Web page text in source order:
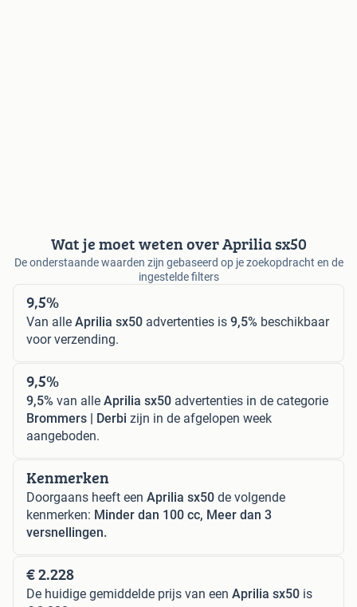
Wat je moet weten over Aprilia sx50
De onderstaande waarden zijn gebaseerd op je zoekopdracht en de
ingestelde filters
9,5%
Van alle Aprilia sx50 advertenties is 9,5% beschikbaar
voor verzending.
9,5%
9,5% van alle Aprilia sx50 advertenties in de categorie
Brommers | Derbi zijn in de afgelopen week
aangeboden.
Kenmerken
Doorgaans heeft een Aprilia sx50 de volgende
kenmerken: Minder dan 100 cc, Meer dan 3
versnellingen.
€ 2.228
De huidige gemiddelde prijs van een Aprilia sx50 is